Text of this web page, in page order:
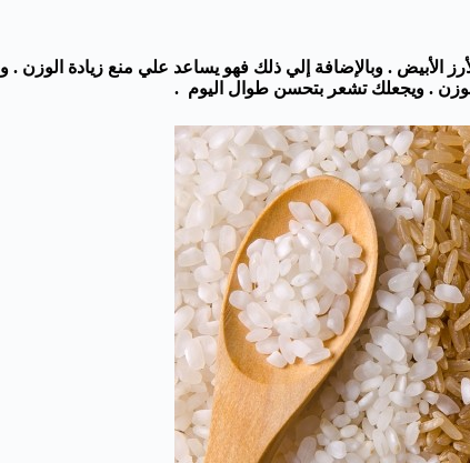
الأبيض . وبالإضافة إلي ذلك فهو يساعد علي منع زيادة الوزن . و
. ويجعلك تشعر بتحسن طوال اليوم .